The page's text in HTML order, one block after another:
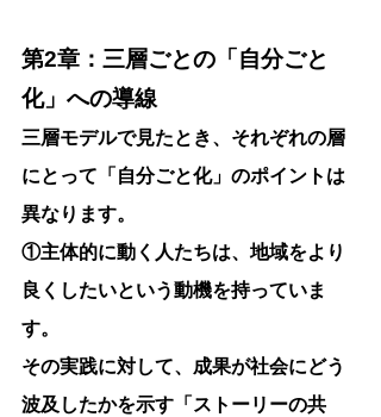
第2章：三層ごとの「自分ごと
化」への導線
三層モデルで見たとき、それぞれの層
にとって「自分ごと化」のポイントは
異なります。
①主体的に動く人たちは、地域をより
良くしたいという動機を持っていま
す。
その実践に対して、成果が社会にどう
波及したかを示す「ストーリーの共